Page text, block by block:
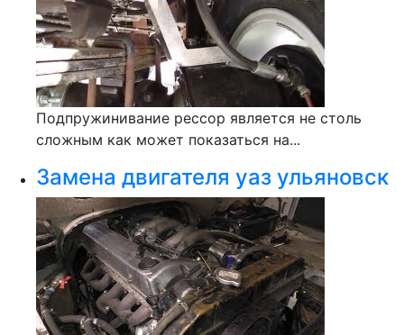
Подпружинивание рессор является не столь
сложным как может показаться на...
Замена двигателя уаз ульяновск